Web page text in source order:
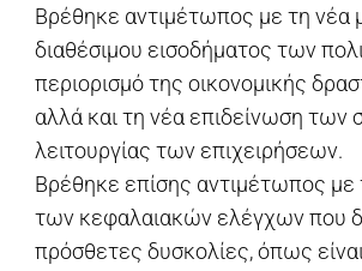
Βρέθηκε αντιμέτωπος με τη νέα
διαθέσιμου εισοδήματος των
περιορισμό της οικονομικής
αλλά και τη νέα επιδείνωση των
λειτουργίας των επιχειρήσεων.
Βρέθηκε επίσης αντιμέτωπος με
των κεφαλαιακών ελέγχων που
πρόσθετες δυσκολίες, όπως